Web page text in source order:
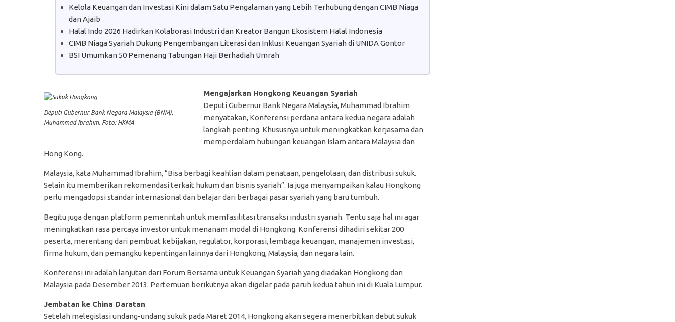
Kelola Keuangan dan Investasi Kini dalam Satu Pengalaman yang Lebih Terhubung dengan CIMB Niaga
dan Ajaib
Halal Indo 2026 Hadirkan Kolaborasi Industri dan Kreator Bangun Ekosistem Halal Indonesia
CIMB Niaga Syariah Dukung Pengembangan Literasi dan Inklusi Keuangan Syariah di UNIDA Gontor
BSI Umumkan 50 Pemenang Tabungan Haji Berhadiah Umrah
Deputi Gubernur Bank Negara Malaysia (BNM),
Muhammad Ibrahim. Foto: HKMA
Mengajarkan Hongkong Keuangan Syariah
Deputi Gubernur Bank Negara Malaysia, Muhammad Ibrahim
menyatakan, Konferensi perdana antara kedua negara adalah
langkah penting. Khususnya untuk meningkatkan kerjasama dan
memperdalam hubungan keuangan Islam antara Malaysia dan
Hong Kong.
Malaysia, kata Muhammad Ibrahim, “Bisa berbagi keahlian dalam penataan, pengelolaan, dan distribusi sukuk.
Selain itu memberikan rekomendasi terkait hukum dan bisnis syariah”. Ia juga menyampaikan kalau Hongkong
perlu mengadopsi standar internasional dan belajar dari berbagai pasar syariah yang baru tumbuh.
Begitu juga dengan platform pemerintah untuk memfasilitasi transaksi industri syariah. Tentu saja hal ini agar
meningkatkan rasa percaya investor untuk menanam modal di Hongkong. Konferensi dihadiri sekitar 200
peserta, merentang dari pembuat kebijakan, regulator, korporasi, lembaga keuangan, manajemen investasi,
firma hukum, dan pemangku kepentingan lainnya dari Hongkong, Malaysia, dan negara lain.
Konferensi ini adalah lanjutan dari Forum Bersama untuk Keuangan Syariah yang diadakan Hongkong dan
Malaysia pada Desember 2013. Pertemuan berikutnya akan digelar pada paruh kedua tahun ini di Kuala Lumpur.
Jembatan ke China Daratan
Setelah melegislasi undang-undang sukuk pada Maret 2014, Hongkong akan segera menerbitkan debut sukuk